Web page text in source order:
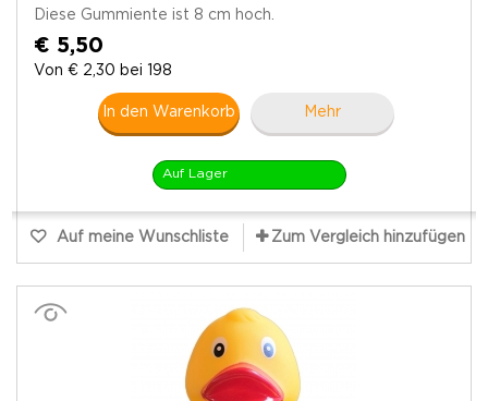
Diese Gummiente ist 8 cm hoch.
€ 5,50
Von € 2,30 bei 198
In den Warenkorb Mehr
Auf Lager
Auf meine Wunschliste Zum Vergleich hinzufügen